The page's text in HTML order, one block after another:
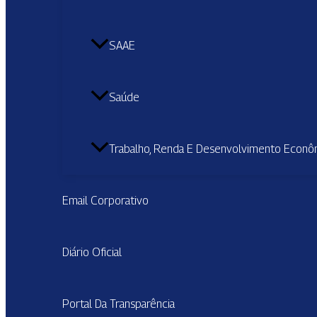
SAAE
Saúde
Trabalho, Renda E Desenvolvimento
Email Corporativo
Diário Oficial
Portal Da Transparência